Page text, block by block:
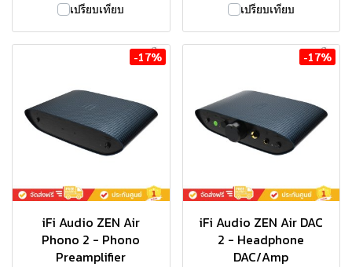
เปรียบเทียบ
เปรียบเทียบ
-17%
iFi Audio ZEN Air
Phono 2 - Phono
Preamplifier
-17%
iFi Audio ZEN Air DAC
2 - Headphone
DAC/Amp